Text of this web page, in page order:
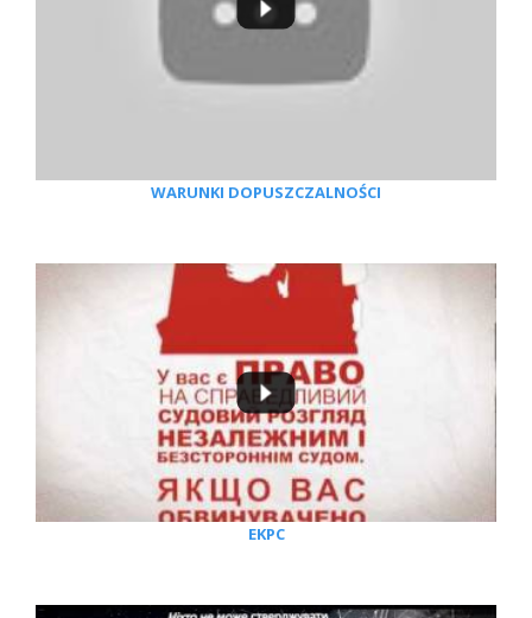
WARUNKI DOPUSZCZALNOŚCI
EKPC